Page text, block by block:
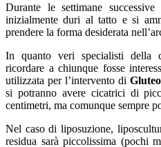
Durante le settimane
inizialmente duri al tatto e si
prendere la forma desiderata
In quanto veri specialisti della
ricordare a chiunque fosse
utilizzata per l’intervento di
si potranno avere cicatrici di
centimetri, ma comunque sempre
Nel caso di liposuzione,
residua sarà piccolissima (pochi